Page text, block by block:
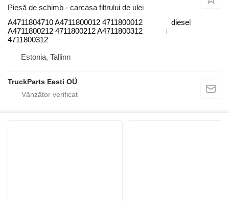
Piesă de schimb - carcasa filtrului de ulei
A4711804710 A4711800012 4711800012
A4711800212 4711800212 A4711800312
4711800312
diesel
Estonia, Tallinn
TruckParts Eesti OÜ